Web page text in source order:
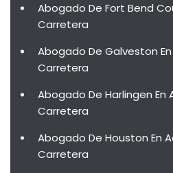
Abogado De Fort Bend
Carretera
Abogado De Galveston
Carretera
Abogado De Harlingen En
Carretera
Abogado De Houston En
Carretera